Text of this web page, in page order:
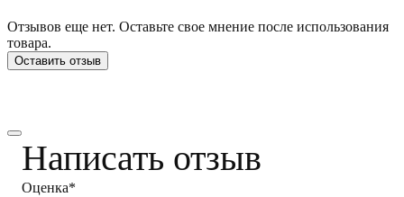
Отзывов еще нет. Оставьте свое мнение после использования
товара.
Оставить отзыв
Написать отзыв
Оценка*